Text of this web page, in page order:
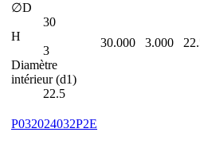
∅D
30
H
3
Diamètre
intérieur (d1)
22.5
30.000 3.000
P032024032P2E